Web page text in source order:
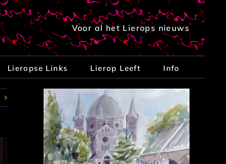
Voor al het Lierops nieuws
Lieropse Links Lierop Leeft Info